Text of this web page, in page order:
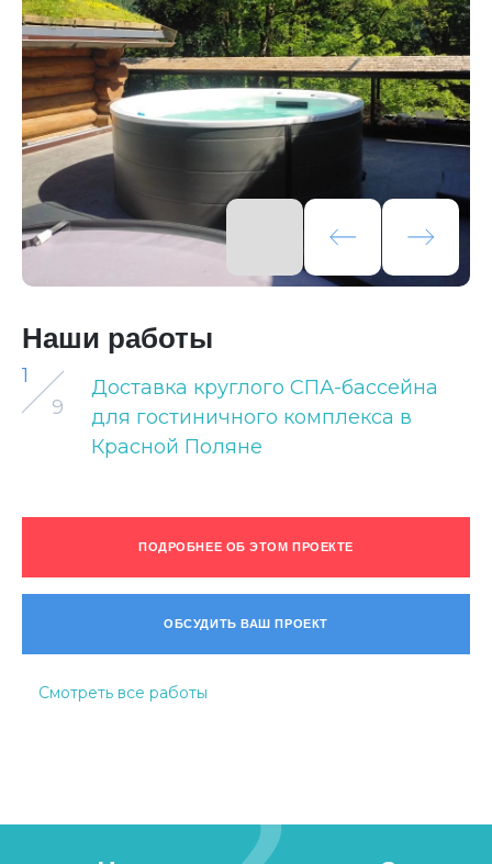
Наши работы
1
9
Доставка круглого СПА-бассейна
для гостиничного комплекса в
Красной Поляне
ПОДРОБНЕЕ ОБ ЭТОМ ПРОЕКТЕ
ОБСУДИТЬ ВАШ ПРОЕКТ
Смотреть все работы